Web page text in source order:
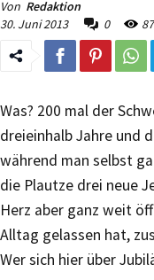
Von Redaktion
30. Juni 2013
0 87
Was? 200 mal der
dreieinhalb Jahre und
während man selbst
die Plautze drei neue
Herz aber ganz weit
Alltag gelassen hat,
Wer sich hier über